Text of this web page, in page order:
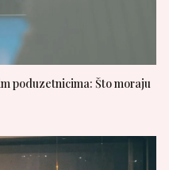
poduzetnicima: Što moraju